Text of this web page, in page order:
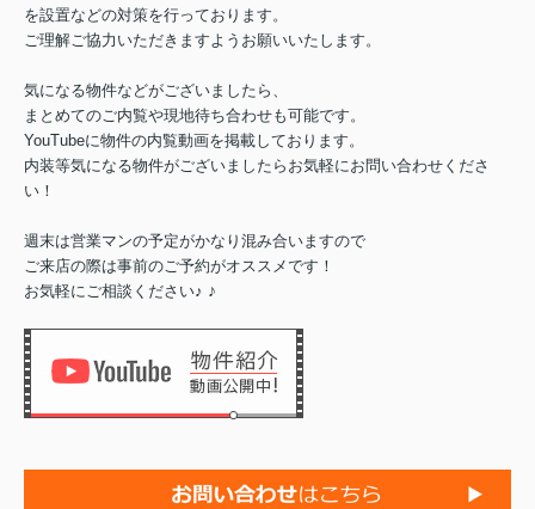
を設置などの対策を行っております。
ご理解ご協力いただきますようお願いいたします。
気になる物件などがございましたら、
まとめてのご内覧や現地待ち合わせも可能です。
YouTubeに物件の内覧動画を掲載しております。
内装等気になる物件がございましたらお気軽にお問い合わせくださ
い！
週末は営業マンの予定がかなり混み合いますので
ご来店の際は事前のご予約がオススメです！
お気軽にご相談ください♪ ♪